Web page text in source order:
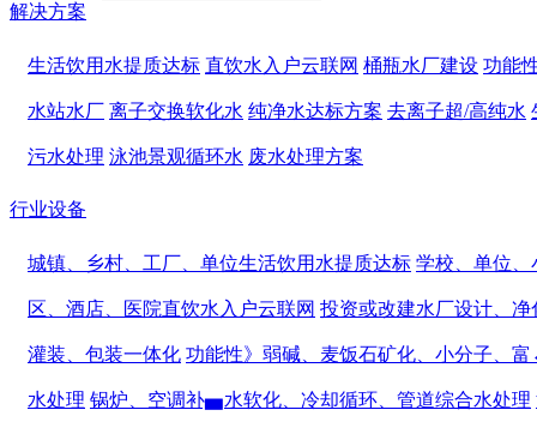
解决方案
生活饮用水提质达标 直饮水入户云联网 桶瓶水厂建设 功能
水站水厂 离子交换软化水 纯净水达标方案 去离子超/高纯水
污水处理 泳池景观循环水 废水处理方案
行业设备
城镇、乡村、工厂、单位生活饮用水提质达标 学校、单位、
区、酒店、医院直饮水入户云联网 投资或改建水厂设计、净
灌装、包装一体化 功能性》弱碱、麦饭石矿化、小分子、
水处理 锅炉、空调补▅水软化、冷却循环、管道综合水处理